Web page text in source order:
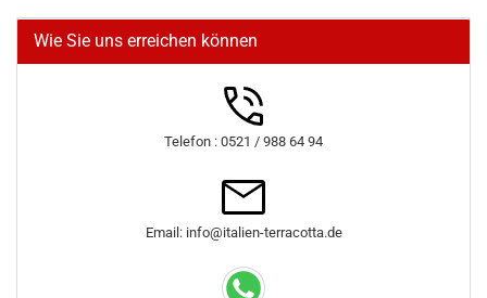
Wie Sie uns erreichen können
Telefon : 0521 / 988 64 94
Email: info@italien-terracotta.de